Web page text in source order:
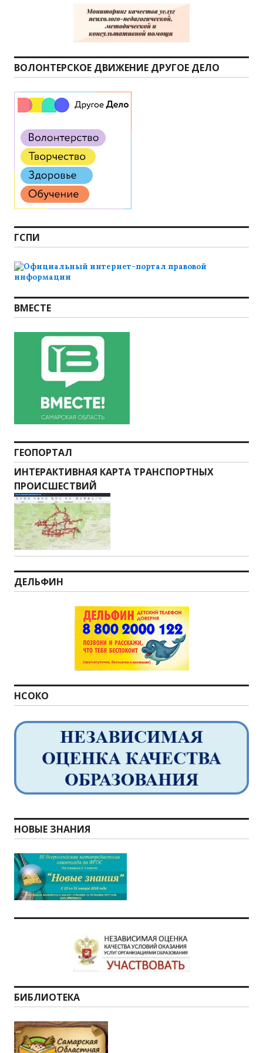
ВОЛОНТЕРСКОЕ ДВИЖЕНИЕ ДРУГОЕ ДЕЛО
ГСПИ
ВМЕСТЕ
ГЕОПОРТАЛ
ИНТЕРАКТИВНАЯ КАРТА ТРАНСПОРТНЫХ
ПРОИСШЕСТВИЙ
ДЕЛЬФИН
НСОКО
НОВЫЕ ЗНАНИЯ
БИБЛИОТЕКА